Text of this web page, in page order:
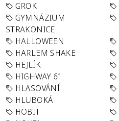
GROK
GYMNÁZIUM
STRAKONICE
HALLOWEEN
HARLEM SHAKE
HEJLÍK
HIGHWAY 61
HLASOVÁNÍ
HLUBOKÁ
HOBIT